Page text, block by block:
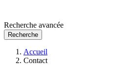
Recherche avancée
Recherche
Accueil
Contact